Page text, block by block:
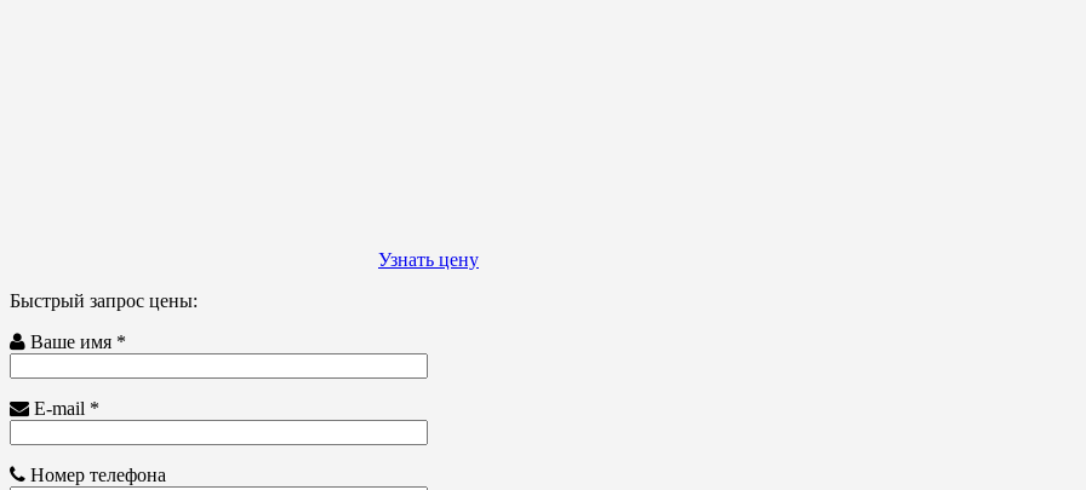
Узнать цену
Быстрый запрос цены:
Ваше имя *
E-mail *
Номер телефона